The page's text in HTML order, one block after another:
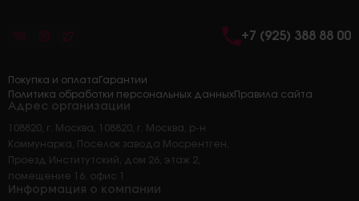
Адрес организации
108820, г. Москва, 108820, г. Москва, р-н
Коммунарка, Поселок завода Мосрентген,
Проезд Институтский, дом 26, этаж 2,
помещение 16, офис 1
Информация о компании
+7 (925) 388 88 00
Покупка и оплата Гарантии
Политика обработки персональных данныхПравила сайта